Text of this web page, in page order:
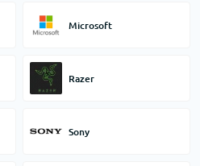
Microsoft
Razer
Sony